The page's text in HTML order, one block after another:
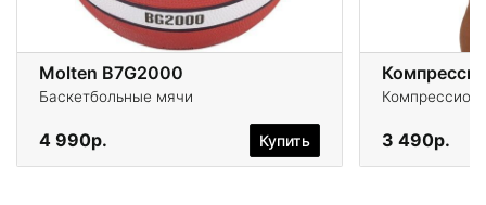
Molten B7G2000
Баскетбольные мячи
4 990р. Купить 3 490р.